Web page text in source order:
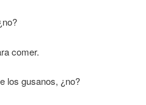
comer.
los gusanos, ¿no?